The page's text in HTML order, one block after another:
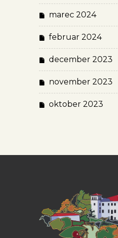
marec 2024
februar 2024
december 2023
november 2023
oktober 2023